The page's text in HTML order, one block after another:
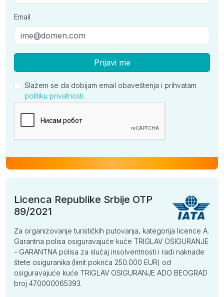
Email
Prijavi me
Slažem se da dobijam email obaveštenja i prihvatam
politiku privatnosti.
Licenca Republike Srbije OTP
89/2021
Za organizovanje turističkih putovanja, kategorija licence A.
Garantna polisa osiguravajuće kuće TRIGLAV OSIGURANJE
- GARANTNA polisa za slučaj insolventnosti i radi naknade
štete osiguranika (limit pokrića 250.000 EUR) od
osiguravajuće kuće TRIGLAV OSIGURANJE ADO BEOGRAD
broj 470000065393.